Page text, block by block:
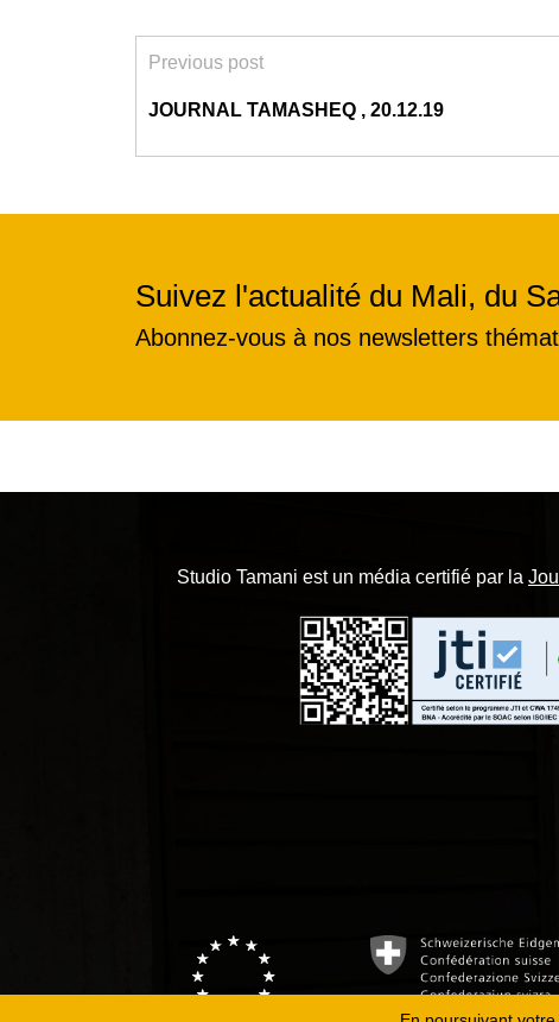
Previous post
JOURNAL TAMASHEQ , 20.12.19
Suivez l'actualité du Mali, du
Abonnez-vous à nos newsletters
Studio Tamani est un média certifié par la